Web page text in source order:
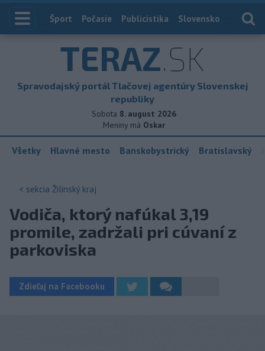
Index
Šport Počasie Publicistika Slovensko
TERAZ.SK
Spravodajský portál Tlačovej agentúry Slovenskej
republiky
Sobota 8. august 2026
Meniny má Oskar
Všetky Hlavné mesto Banskobystrický Bratislavský
< sekcia Žilinský kraj
Vodiča, ktorý nafúkal 3,19
promile, zadržali pri cúvaní z
parkoviska
Zdieľaj na Facebooku